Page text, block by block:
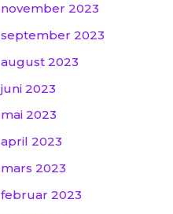
november 2023
september 2023
august 2023
juni 2023
mai 2023
april 2023
mars 2023
februar 2023